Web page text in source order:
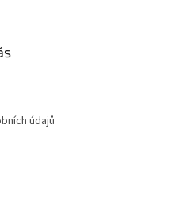
údajů